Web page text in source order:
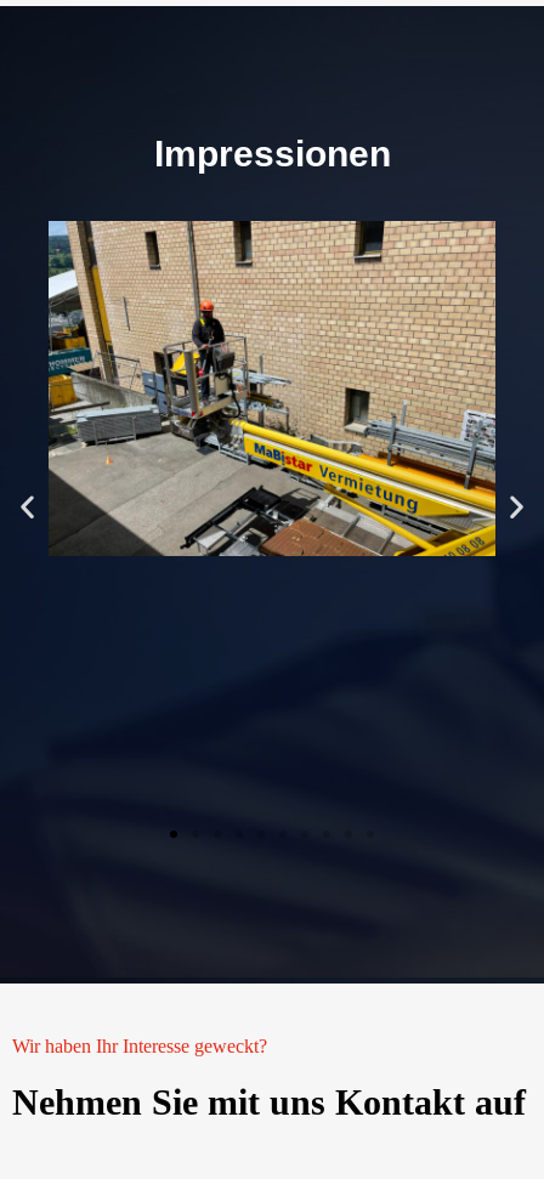
Impressionen
Wir haben Ihr Interesse geweckt?
Nehmen Sie mit uns Kontakt auf